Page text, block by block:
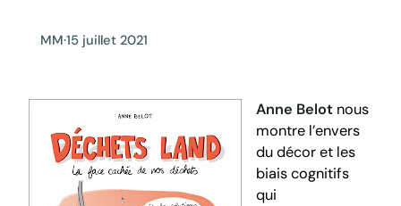
MM·15 juillet 2021
Anne Belot nous
montre l’envers
du décor et les
biais cognitifs
qui